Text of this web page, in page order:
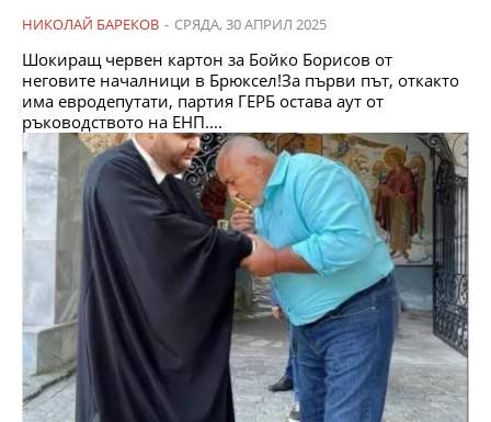
НИКОЛАЙ БАРЕКОВ - СРЯДА, 30 АПРИЛ 2025
Шокиращ червен картон за Бойко Борисов от
неговите началници в Брюксел!За първи път, откакто
има евродепутати, партия ГЕРБ остава аут от
ръководството на ЕНП....